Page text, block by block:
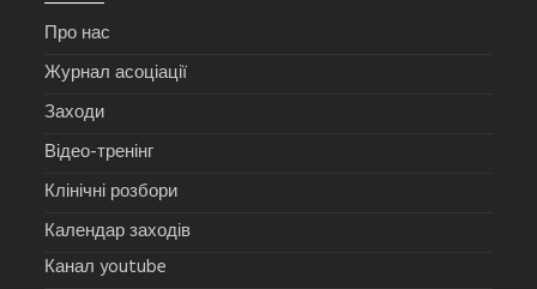
Про нас
Журнал асоціації
Заходи
Відео-тренінг
Клінічні розбори
Календар заходів
Канал youtube